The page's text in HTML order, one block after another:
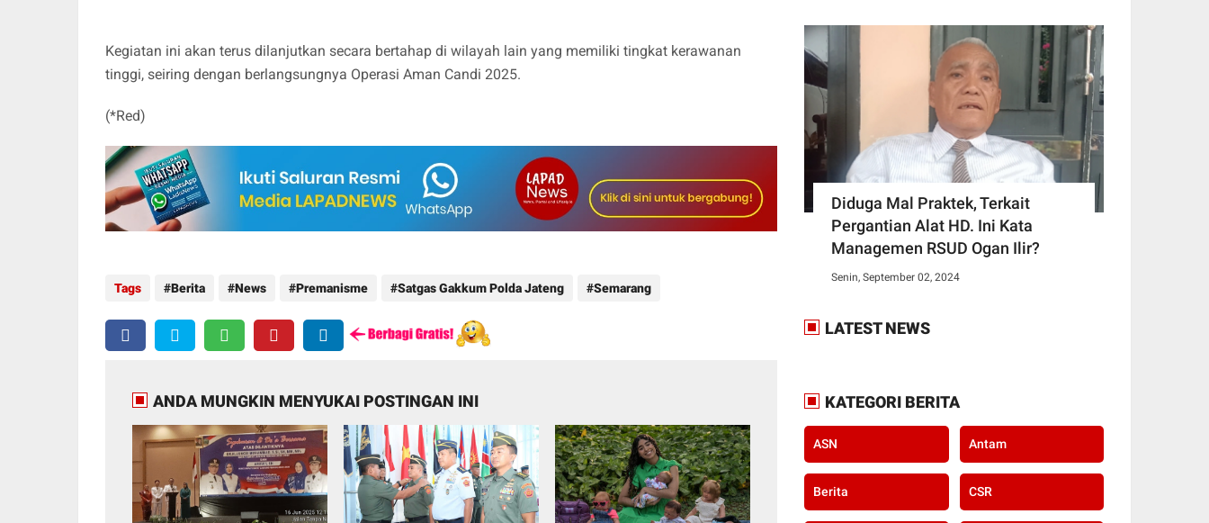
Kegiatan ini akan terus dilanjutkan secara bertahap di wilayah lain yang memiliki tingkat kerawanan
tinggi, seiring dengan berlangsungnya Operasi Aman Candi 2025.
(*Red)
Tags Berita News Premanisme Satgas Gakkum Polda Jateng Semarang
ANDA MUNGKIN MENYUKAI POSTINGAN INI
Diduga Mal Praktek, Terkait
Pergantian Alat HD. Ini Kata
Managemen RSUD Ogan Ilir?
Senin, September 02, 2024
LATEST NEWS
KATEGORI BERITA
ASN Antam
Berita CSR